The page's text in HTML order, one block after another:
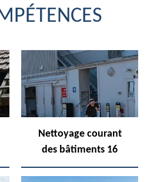
Nettoyage courant
des bâtiments 16